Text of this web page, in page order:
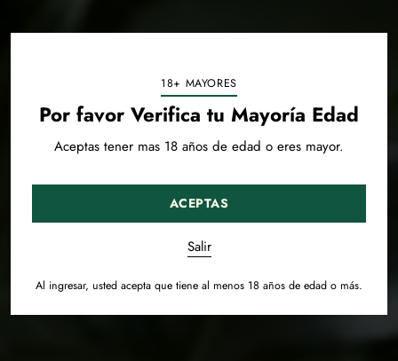
18+ MAYORES
Por favor Verifica tu Mayoría Edad
Aceptas tener mas 18 años de edad o eres mayor.
ACEPTAS
Salir
Al ingresar, usted acepta que tiene al menos 18 años de edad o más.